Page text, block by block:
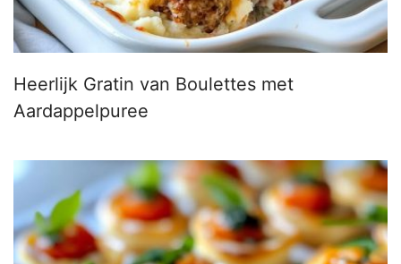
Heerlijk Gratin van Boulettes met
Aardappelpuree